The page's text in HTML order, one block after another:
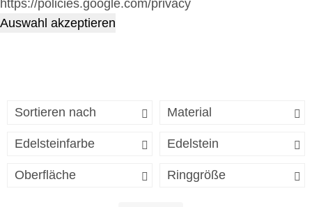
https://policies.google.com/privacy
Auswahl akzeptieren
Sortieren nach Material
Edelsteinfarbe Edelstein
Oberfläche Ringgröße